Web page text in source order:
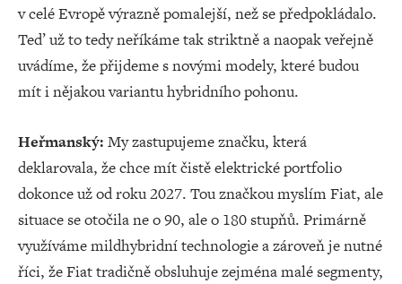
v celé Evropě výrazně pomalejší, než se předpokládalo.
Teď už to tedy neříkáme tak striktně a naopak veřejně
uvádíme, že přijdeme s novými modely, které budou
mít i nějakou variantu hybridního pohonu.
Heřmanský: My zastupujeme značku, která
deklarovala, že chce mít čistě elektrické portfolio
dokonce už od roku 2027. Tou značkou myslím Fiat, ale
situace se otočila ne o 90, ale o 180 stupňů. Primárně
využíváme mildhybridní technologie a zároveň je nutné
říci, že Fiat tradičně obsluhuje zejména malé segmenty,